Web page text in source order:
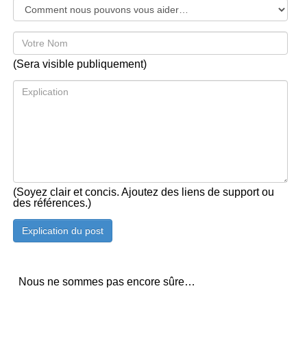
(Sera visible publiquement)
(Soyez clair et concis. Ajoutez des liens de support ou
des références.)
Nous ne sommes pas encore sûre…